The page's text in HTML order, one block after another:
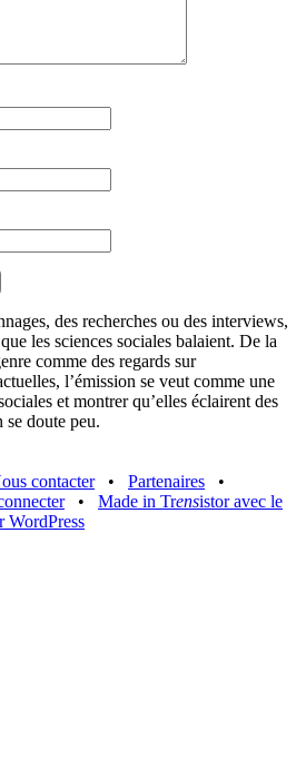
des recherches ou des interviews,
les sciences sociales balaient. De la
comme des regards sur
l’émission se veut comme une
et montrer qu’elles éclairent des
doute peu.
contacter • Partenaires
•
• Made in Trensistor avec le
WordPress